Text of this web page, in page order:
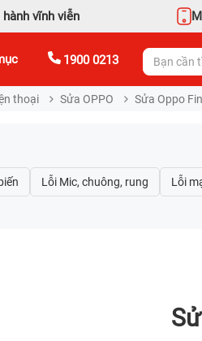
hành vĩnh viễn
1900 0213
thoại Sửa OPPO Sửa Oppo